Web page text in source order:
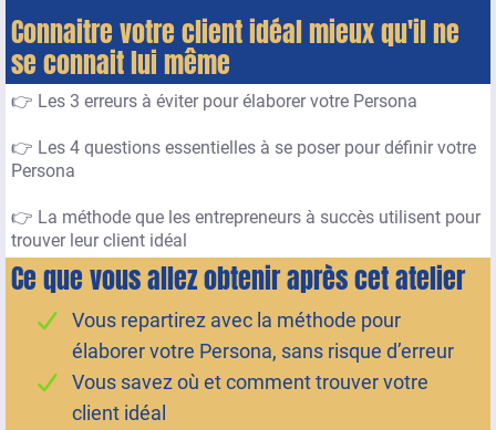
Connaitre votre client idéal mieux qu'il ne
se connait lui même
👉 Les 3 erreurs à éviter pour élaborer votre Persona
👉 Les 4 questions essentielles à se poser pour définir votre
Persona
👉 La méthode que les entrepreneurs à succès utilisent pour
trouver leur client idéal
Ce que vous allez obtenir après cet atelier
Vous repartirez avec la méthode pour
élaborer votre Persona, sans risque d’erreur
Vous savez où et comment trouver votre
client idéal